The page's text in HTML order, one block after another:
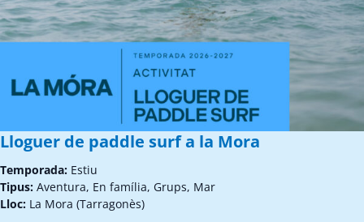
Lloguer de paddle surf a la Mora
Temporada: Estiu
Tipus: Aventura, En família, Grups, Mar
Lloc: La Mora (Tarragonès)